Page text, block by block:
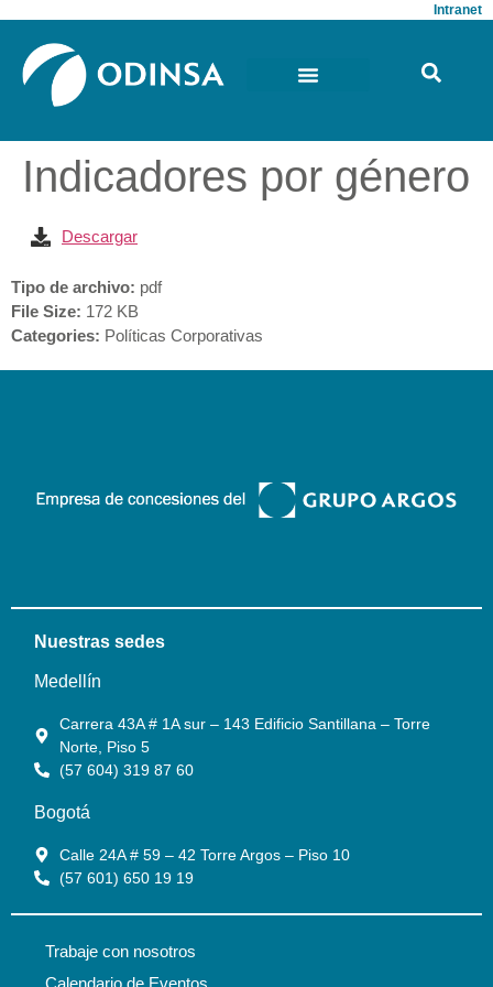
Intranet
Indicadores por género
Descargar
Tipo de archivo: pdf
File Size: 172 KB
Categories: Políticas Corporativas
Nuestras sedes
Medellín
Carrera 43A # 1A sur – 143 Edificio Santillana – Torre
Norte, Piso 5
(57 604) 319 87 60
Bogotá
Calle 24A # 59 – 42 Torre Argos – Piso 10
(57 601) 650 19 19
Trabaje con nosotros